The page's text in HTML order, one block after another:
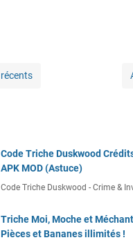
Code Triche Duskwood
APK MOD (Astuce)
Code Triche Duskwood - Crime &
Triche Moi, Moche et
Pièces et Bananes illimités !